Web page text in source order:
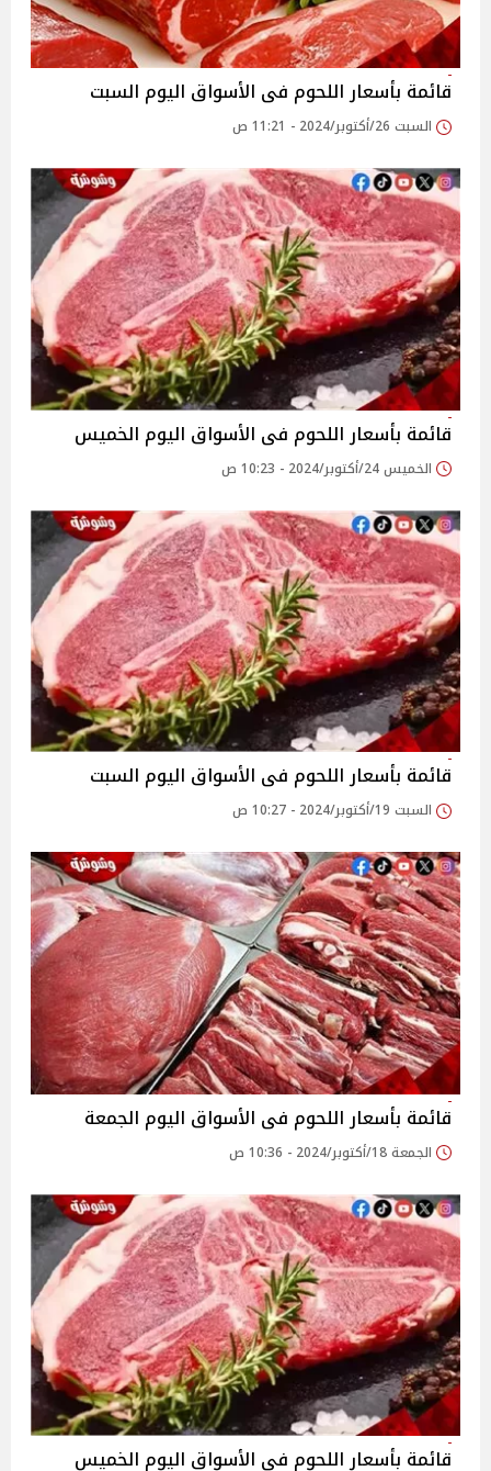
قائمة بأسعار اللحوم فى الأسواق اليوم السبت
السبت 26/أكتوبر/2024 - 11:21 ص
قائمة بأسعار اللحوم فى الأسواق اليوم الخميس
الخميس 24/أكتوبر/2024 - 10:23 ص
قائمة بأسعار اللحوم فى الأسواق اليوم السبت
السبت 19/أكتوبر/2024 - 10:27 ص
قائمة بأسعار اللحوم فى الأسواق اليوم الجمعة
الجمعة 18/أكتوبر/2024 - 10:36 ص
قائمة بأسعار اللحوم فى الأسواق اليوم الخميس